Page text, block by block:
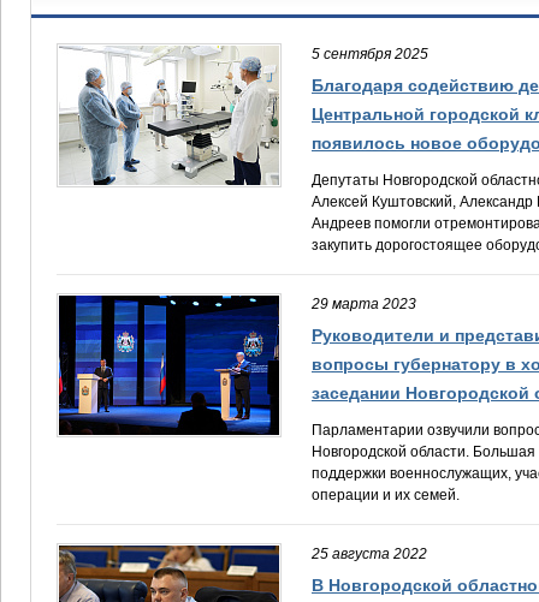
5 сентября 2025
Благодаря содействию
Центральной городской
появилось новое
Депутаты Новгородской
Алексей Куштовский,
Андреев помогли
закупить дорогостоящее
29 марта 2023
Руководители и
вопросы губернатору в
заседании
Парламентарии озвучили
Новгородской области. Большая
поддержки военнослужащих,
операции и их семей.
25 августа 2022
В Новгородской